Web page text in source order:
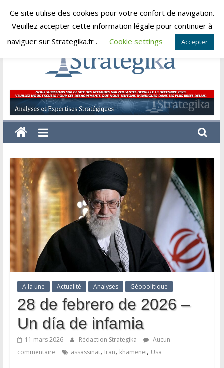
Skip
jeudi, août 6, 2026
Strategika
Expertise
et
Analyses
A la une Actualité Analyses Géopolitique
28 de febrero de 2026 –
Un día de infamia
11 mars 2026 Rédaction Strategika
Aucun
commentaire
assassinat, Iran, khamenei, Usa
Ce site utilise des cookies pour votre confort de navigation.
Veuillez accepter cette information légale pour continuer à
naviguer sur Strategika.fr .
Cookie settings Accepter